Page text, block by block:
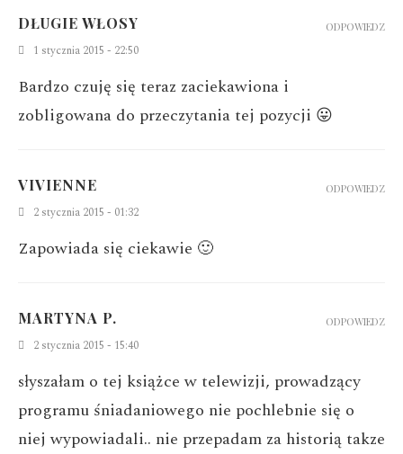
DŁUGIE WŁOSY
1 stycznia 2015 - 22:50
Bardzo czuję się teraz zaciekawiona i
zobligowana do przeczytania tej pozycji 😛
ODPOWIEDZ
VIVIENNE
2 stycznia 2015 - 01:32
Zapowiada się ciekawie 🙂
ODPOWIEDZ
MARTYNA P.
2 stycznia 2015 - 15:40
słyszałam o tej książce w telewizji, prowadzący
programu śniadaniowego nie pochlebnie się o
niej wypowiadali.. nie przepadam za historią takze
ODPOWIEDZ